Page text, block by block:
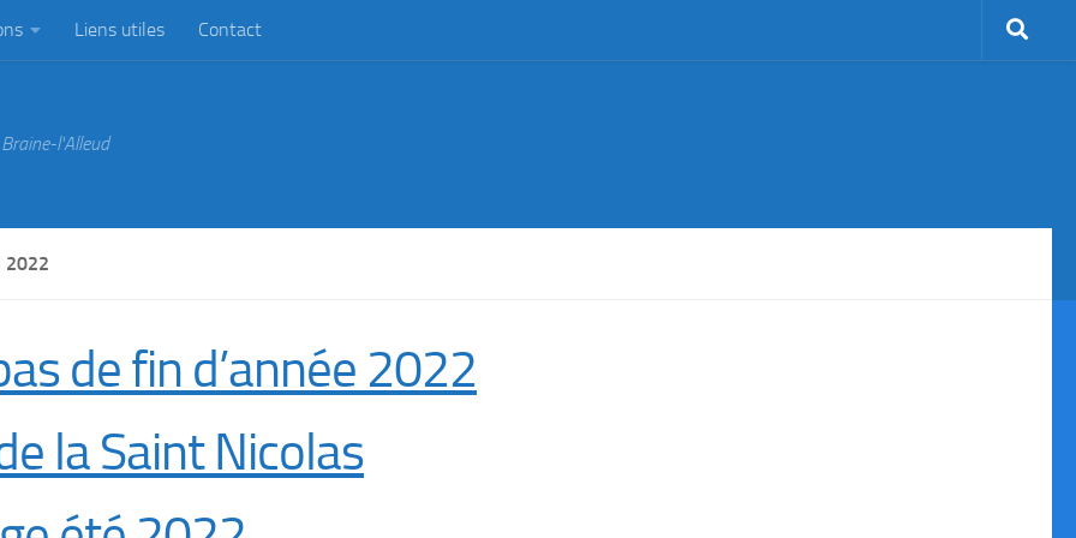
Liens utiles Contact
l'Alleud
2022
de fin d’année 2022
la Saint Nicolas
du club du 6 juillet au 31 Août.